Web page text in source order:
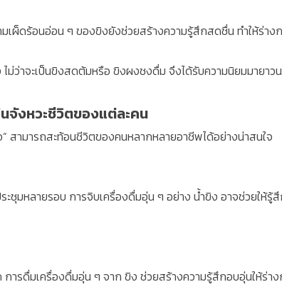
เผ็ดร้อนอ่อน ๆ ของขิงยังช่วยสร้างความรู้สึกสดชื่น ทำให้ร่า
ม่ว่าจะเป็นขิงสดต้มหรือ ขิงผงชงดื่ม จึงได้รับความนิยมมายา
จังหวะชีวิตของแต่ละคน
สามารถสะท้อนชีวิตของคนหลากหลายอาชีพได้อย่างน่าสนใจ
ะชุมหลายรอบ การจิบเครื่องดื่มอุ่น ๆ อย่าง น้ำขิง อาจช่วยใ
การดื่มเครื่องดื่มอุ่น ๆ จาก ขิง ช่วยสร้างความรู้สึกอบอุ่นให้ร่